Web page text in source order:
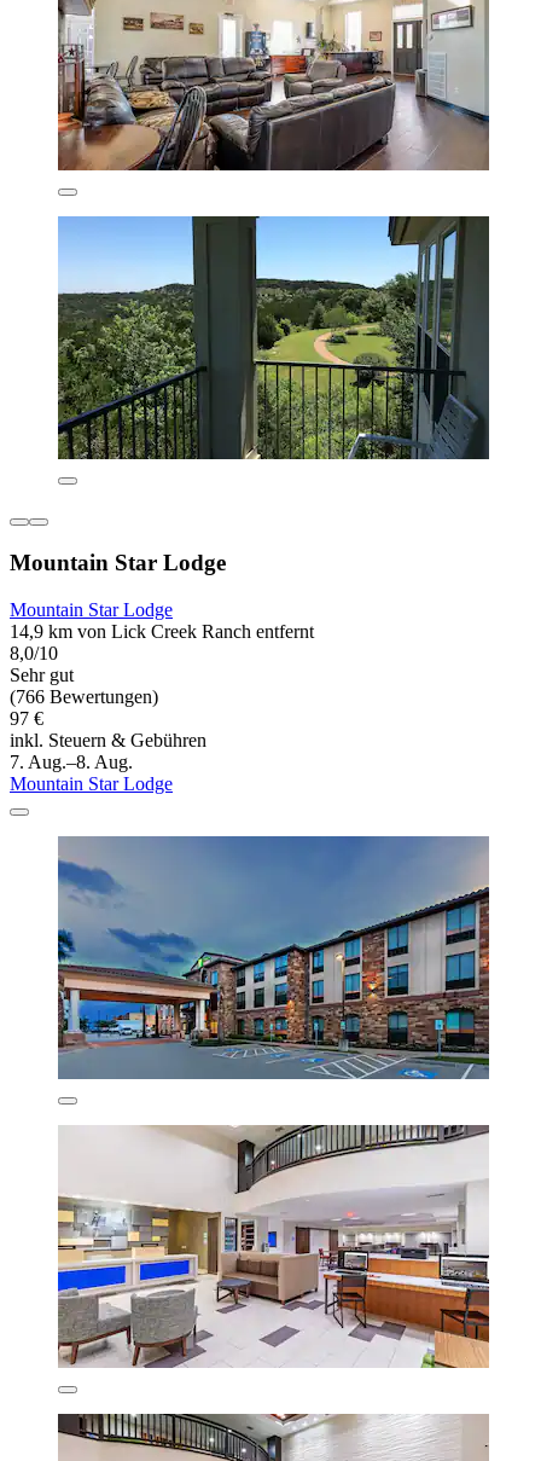
Mountain Star Lodge
Mountain Star Lodge
14,9 km von Lick Creek Ranch entfernt
8,0/10
Sehr gut
(766 Bewertungen)
97 €
inkl. Steuern & Gebühren
7. Aug.–8. Aug.
Mountain Star Lodge